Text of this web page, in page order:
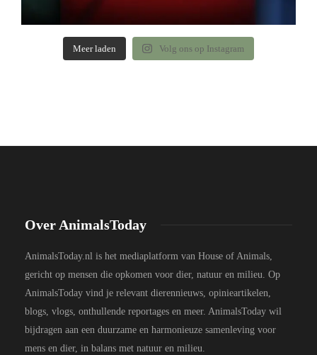
Meer laden Volg ons op Instagram
Over AnimalsToday
AnimalsToday.nl is het mediaplatform van House of Animals,
gericht op mensen die opkomen voor dier, natuur en milieu. Op
AnimalsToday vind je relevant dierennieuws, opinieartikelen,
blogs, vlogs, onthullende reportages en meer. AnimalsToday wil
bijdragen aan een duurzame en harmonieuze samenleving voor
mens en dier, in balans met natuur en milieu.